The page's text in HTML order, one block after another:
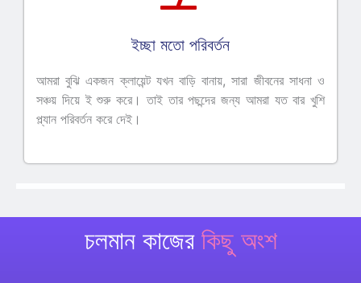
ইচ্ছা মতো পরিবর্তন
আমরা বুঝি একজন ক্লায়েন্ট যখন বাড়ি বানায়, সারা জীবনের সাধনা ও
সঞ্চয় দিয়ে ই শুরু করে। তাই তার পছন্দের জন্য আমরা যত বার খুশি
প্ল্যান পরিবর্তন করে দেই।
চলমান কাজের কিছু অংশ